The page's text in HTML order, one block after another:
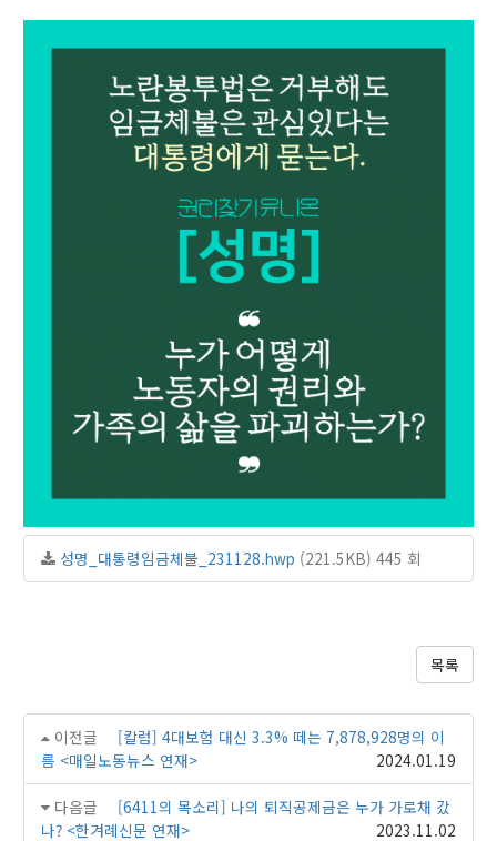
성명_대통령임금체불_231128.hwp (221.5KB) 445 회
목록
이전글
[칼럼] 4대보험 대신 3.3% 떼는 7,878,928명의 이
름 <매일노동뉴스 연재>
2024.01.19
다음글
[6411의 목소리] 나의 퇴직공제금은 누가 가로채 갔
나? <한겨례신문 연재>
2023.11.02